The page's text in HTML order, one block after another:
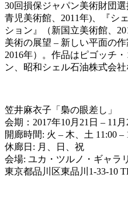
30回損保ジャパン美術財団
青児美術館、2011年)、『シ
ション』（新国立美術館、
美術の展望 – 新しい平面の
2016年）。作品はピゴッチ
ン、昭和シェル石油株式会社
笠井麻衣子「梟の眼差し」
会期：2017年10月21日 – 11月
開廊時間: 火 – 木、土 11:00 –
休廊日: 月、日、祝
会場: ユカ・ツルノ・ギャラ
東京都品川区東品川1-33-10